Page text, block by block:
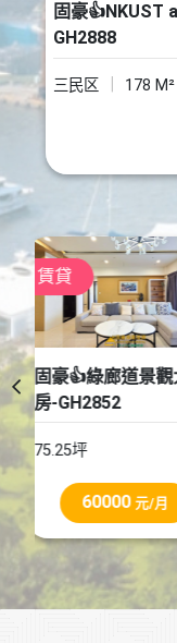
固豪👍NKUST
GH2888
三民区 178 M²
賃貸
固豪👍 美術館 び
つかん-GH2851
77.85坪
75000 元/月